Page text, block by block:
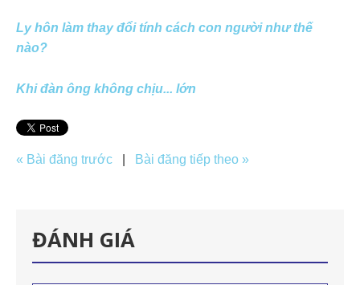
Ly hôn làm thay đổi tính cách con người như thế
nào?
Khi đàn ông không chịu... lớn
« Bài đăng trước Bài đăng tiếp theo »
ĐÁNH GIÁ